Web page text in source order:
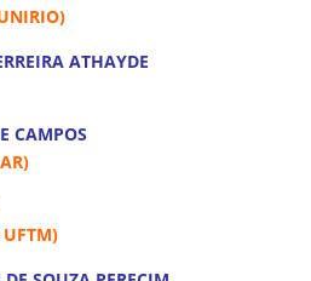
ATHAYDE
CAMPOS